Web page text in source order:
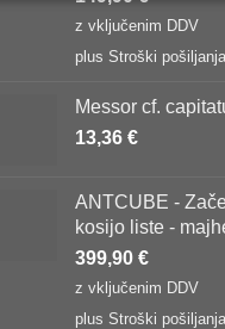
z vključenim DDV
plus Stroški pošiljanja
Messor cf.
13,36 €
ANTCUBE -
kosijo liste -
399,90 €
z vključenim DDV
plus Stroški pošiljanja